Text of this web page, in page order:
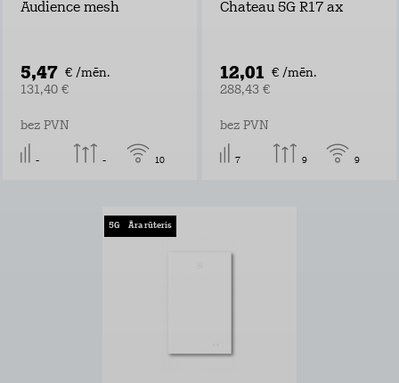
Audience mesh
5,47 € /mēn.
131,40 €
bez PVN
- - 10
Chateau 5G R17 ax
12,01 € /mēn.
288,43 €
bez PVN
7 9 9
5G Āra rūteris